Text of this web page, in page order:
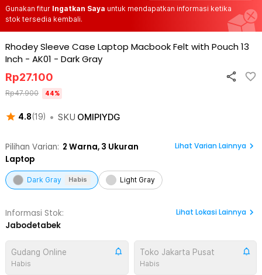
Gunakan fitur Ingatkan Saya untuk mendapatkan informasi ketika
stok tersedia kembali.
Rhodey Sleeve Case Laptop Macbook Felt with Pouch 13
Inch - AK01 - Dark Gray
4.8(19) • SKU OMIPIYDG
Rp27.100
Rp47.900 44%
Pilihan Varian: 2 Warna, 3 Ukuran
Laptop
Lihat Varian Lainnya
Dark Gray Habis Light Gray
Informasi Stok:
Jabodetabek
Lihat Lokasi Lainnya
Gudang Online
Habis
Toko Jakarta Pusat
Habis